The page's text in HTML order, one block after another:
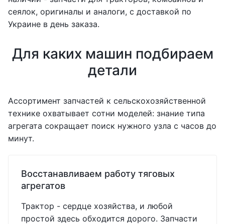
сеялок, оригиналы и аналоги, с доставкой по
Украине в день заказа.
Для каких машин подбираем
детали
Ассортимент запчастей к сельскохозяйственной
технике охватывает сотни моделей: знание типа
агрегата сокращает поиск нужного узла с часов до
минут.
Восстанавливаем работу тяговых
агрегатов
Трактор - сердце хозяйства, и любой
простой здесь обходится дорого. Запчасти